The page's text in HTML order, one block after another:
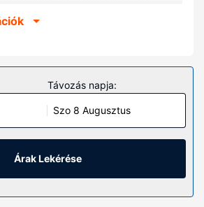
Thong-Bang Boet strand helyszíneitől.
a(z) 6 légkondicionált szoba
egy privát erkély tartozik.
barátaival, családtagjaival, vagy
hiszen a szobákban
internet-hozzáférés is elérhető. A
van zuhanyzó és ingyenes
felszereltség
és kikapcsoljon, gyönyörködjön
Távozás napja:
Szo 8 Augusztus
Árak Lekérése